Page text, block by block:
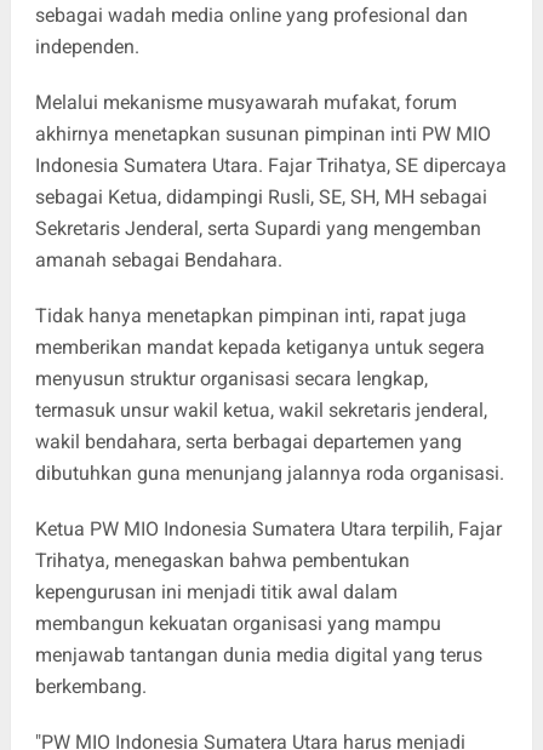
sebagai wadah media online yang profesional dan
independen.
Melalui mekanisme musyawarah mufakat, forum
akhirnya menetapkan susunan pimpinan inti PW MIO
Indonesia Sumatera Utara. Fajar Trihatya, SE dipercaya
sebagai Ketua, didampingi Rusli, SE, SH, MH sebagai
Sekretaris Jenderal, serta Supardi yang mengemban
amanah sebagai Bendahara.
Tidak hanya menetapkan pimpinan inti, rapat juga
memberikan mandat kepada ketiganya untuk segera
menyusun struktur organisasi secara lengkap,
termasuk unsur wakil ketua, wakil sekretaris jenderal,
wakil bendahara, serta berbagai departemen yang
dibutuhkan guna menunjang jalannya roda organisasi.
Ketua PW MIO Indonesia Sumatera Utara terpilih, Fajar
Trihatya, menegaskan bahwa pembentukan
kepengurusan ini menjadi titik awal dalam
membangun kekuatan organisasi yang mampu
menjawab tantangan dunia media digital yang terus
berkembang.
"PW MIO Indonesia Sumatera Utara harus menjadi